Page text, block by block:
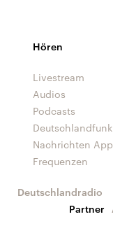
Hören
Livestream
Audios
Podcasts
Nachrichten App
Frequenzen
Deutschlandradio
Partner